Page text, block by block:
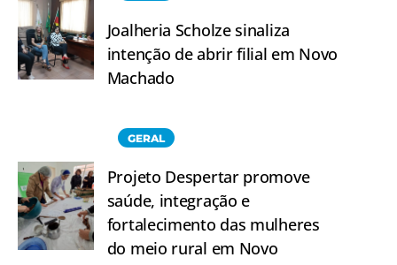
Joalheria Scholze sinaliza
intenção de abrir filial em Novo
Machado
GERAL
Projeto Despertar promove
saúde, integração e
fortalecimento das mulheres
do meio rural em Novo